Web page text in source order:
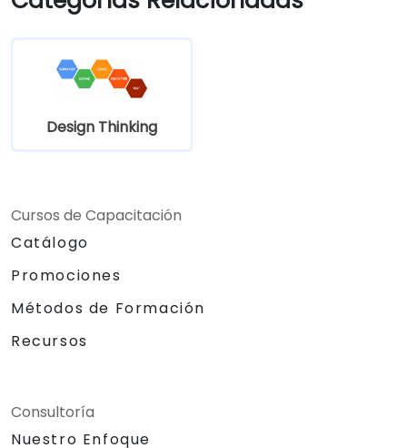
Design Thinking
Cursos de Capacitación
Catálogo
Promociones
Métodos de Formación
Recursos
Consultoría
Nuestro Enfoque